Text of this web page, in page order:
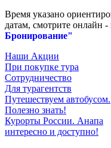
Время указано
датам, смотрите онлайн -
Бронирование"
Наши Акции
При покупке тура
Сотрудничество
Для турагентств
Путешествуем автобусом.
Полезно знать!
Курорты России. Анапа
интересно и доступно!